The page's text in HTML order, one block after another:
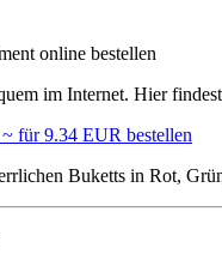
im Internet. Hier
Buketts in Rot,